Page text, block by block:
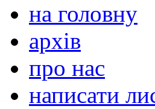
на головну
архів
про нас
написати